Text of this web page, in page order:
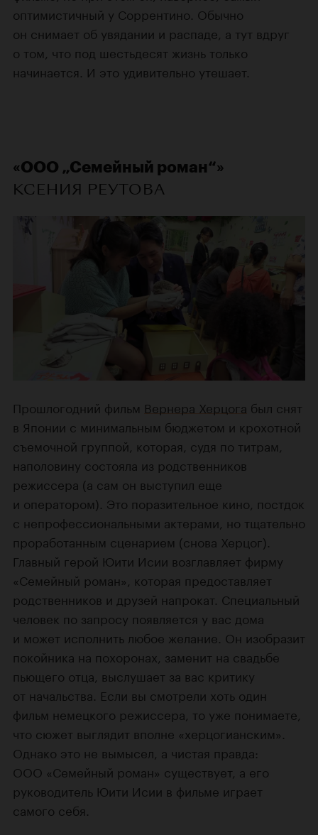
оптимистичный у Соррентино. Обычно
он снимает об увядании и распаде, а тут вдруг
о том, что под шестьдесят жизнь только
начинается. И это удивительно утешает.
«ООО „Семейный роман“»
КСЕНИЯ РЕУТОВА
Прошлогодний фильм Вернера Херцога был снят
в Японии с минимальным бюджетом и крохотной
съемочной группой, которая, судя по титрам,
наполовину состояла из родственников
режиссера (а сам он выступил еще
и оператором). Это поразительное кино, постдок
с непрофессиональными актерами, но тщательно
проработанным сценарием (снова Херцог).
Главный герой Юити Исии возглавляет фирму
«Семейный роман», которая предоставляет
родственников и друзей напрокат. Специальный
человек по запросу появляется у вас дома
и может исполнить любое желание. Он изобразит
покойника на похоронах, заменит на свадьбе
пьющего отца, выслушает за вас критику
от начальства. Если вы смотрели хоть один
фильм немецкого режиссера, то уже понимаете,
что сюжет выглядит вполне «херцогианским».
Однако это не вымысел, а чистая правда:
ООО «Семейный роман» существует, а его
руководитель Юити Исии в фильме играет
самого себя.